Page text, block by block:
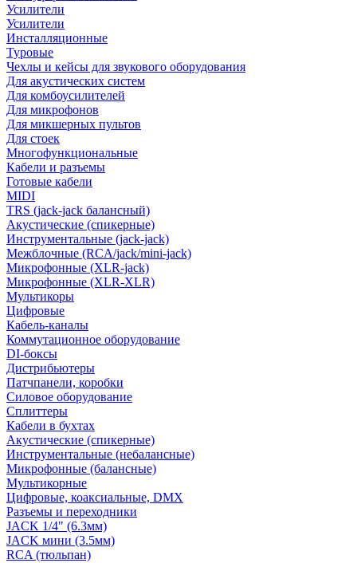
Усилители
Усилители
Инсталляционные
Туровые
Чехлы и кейсы для звукового оборудования
Для акустических систем
Для комбоусилителей
Для микрофонов
Для микшерных пультов
Для стоек
Многофункциональные
Кабели и разъемы
Готовые кабели
MIDI
TRS (jack-jack балансный)
Акустические (спикерные)
Инструментальные (jack-jack)
Межблочные (RCA/jack/mini-jack)
Микрофонные (XLR-jack)
Микрофонные (XLR-XLR)
Мультикоры
Цифровые
Кабель-каналы
Коммутационное оборудование
DI-боксы
Дистрибьютеры
Патчпанели, коробки
Силовое оборудование
Сплиттеры
Кабели в бухтах
Акустические (спикерные)
Инструментальные (небалансные)
Микрофонные (балансные)
Мультикорные
Цифровые, коаксиальные, DMX
Разъемы и переходники
JACK 1/4" (6.3мм)
JACK мини (3.5мм)
RCA (тюльпан)